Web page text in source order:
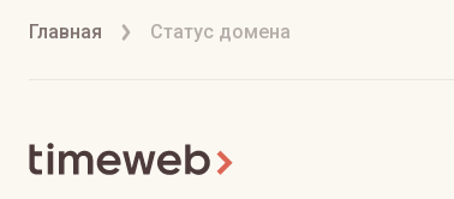
Главная Статус домена